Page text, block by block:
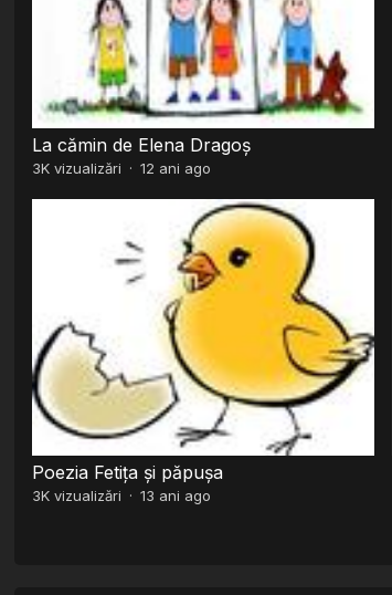
La cămin de Elena Dragoș
3K vizualizări · 12 ani ago
Poezia Fetița și păpușa
3K vizualizări · 13 ani ago